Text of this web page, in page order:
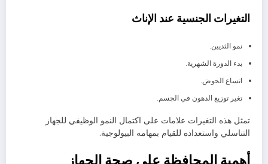
التغيرات الجنسية عند الإناث
نمو الثديين.
بدء الدورة الشهرية.
اتساع الحوض.
تغير توزيع الدهون في الجسم.
تمثل هذه التغيرات علامات على اكتمال النمو الوظيفي للجهاز
التناسلي واستعداده للقيام بمهامه البيولوجية.